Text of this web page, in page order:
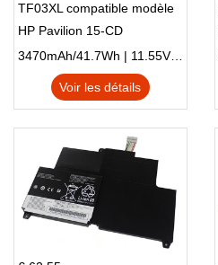
TF03XL compatible modèle
HP Pavilion 15-CD
3470mAh/41.7Wh | 11.55V | Li-ion ...
Voir les détails